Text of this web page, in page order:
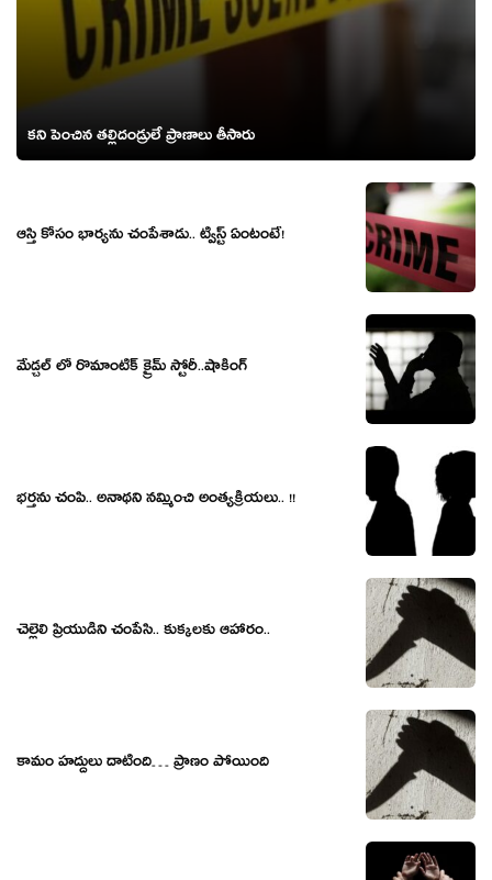
కని పెంచిన తల్లిదండ్రులే ప్రాణాలు తీసారు
ఆస్తి కోసం భార్య‌ను చంపేశాడు.. ట్విస్ట్ ఏంటంటే!
మేడ్చల్ లో రొమాంటిక్ క్రైమ్ స్టోరీ..షాకింగ్
భ‌ర్త‌ను చంపి.. అనాథ‌ని న‌మ్మించి అంత్యక్రియ‌లు.. !!
చెల్లెలి ప్రియుడిని చంపేసి.. కుక్క‌ల‌కు ఆహారం..
కామం హద్దులు దాటింది… ప్రాణం పోయింది